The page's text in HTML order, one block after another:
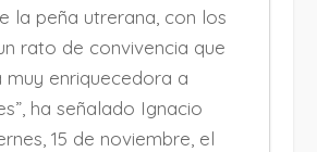
la peña utrerana, con los
rato de convivencia que
muy enriquecedora a
ha señalado Ignacio
15 de noviembre, el